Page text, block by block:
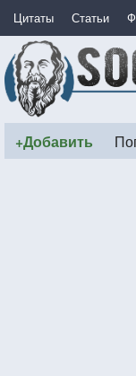
Цитаты Статьи
+Добавить